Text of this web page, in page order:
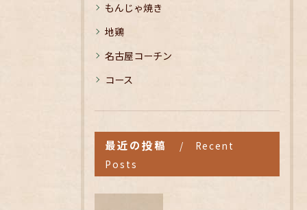
もんじゃ焼き
地鶏
名古屋コーチン
コース
最近の投稿
Recent
Posts